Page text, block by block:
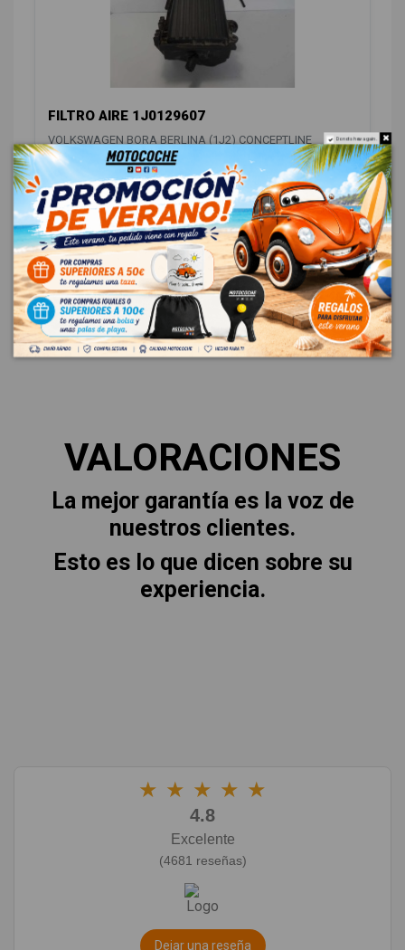
FILTRO AIRE 1J0129607
VOLKSWAGEN BORA BERLINA (1J2) CONCEPTLINE
OEM:
1J0129607
ID:389099
12,00 € Sin IVA
14,52 € Con IVA
VALORACIONES
La mejor garantía es la voz de
nuestros clientes.
Esto es lo que dicen sobre su
experiencia.
★ ★ ★ ★ ★
4.8
Excelente
(4681 reseñas)
Dejar una reseña
Do not show again.